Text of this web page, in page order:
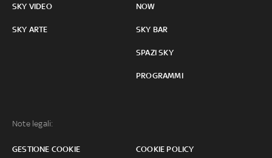
SKY VIDEO
SKY ARTE
NOW
SKY BAR
SPAZI SKY
PROGRAMMI
Note legali:
GESTIONE COOKIE COOKIE POLICY